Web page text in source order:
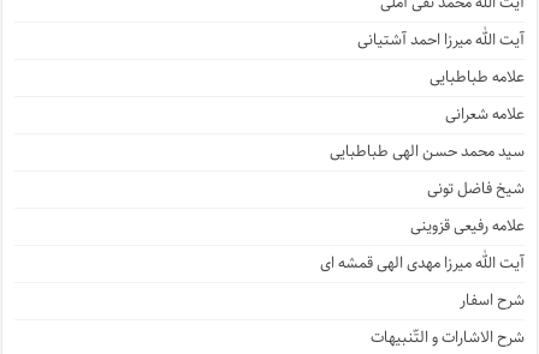
آیت الله میرزا احمد آشتیانی
علامه طباطبایی
علامه شعرانی
سید محمد حسن الهی طباطبایی
شیخ فاضل تونی
علامه رفیعی قزوینی
آیت الله میرزا مهدی الهی قمشه ای
شرح اسفار
شرح الاشارات و التّنبیهات